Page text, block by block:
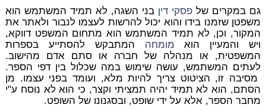
גם במקרים של פסקי דין בני השגה, לא תמיד המשתמש הוא
משפטן שזמנו בידו והוא יכול להרשות לעצמו לנבור ולאתר את
המקור, וכן, לא תמיד המשתמש הוא מתחום המשפט דווקא,
ויש והמעיין הוא מומחה המתבקש להסתייע בספרות
המשפטית, או מנהלה של חברה או סתם אדם מהישוב.
לעתים המשתמש, עושה שימוש במה שכלול בין דפי הספר.
מסיבה זו, הציטוט צריך להיות מלא, ועומד בפני עצמו. מן
הסתם, הוא לא תמיד יהיה תמציתי וקצר, כי הוא לא נוסח ע"י
מחבר הספר, אלא על ידי שופט, ובסגנונו של השופט.